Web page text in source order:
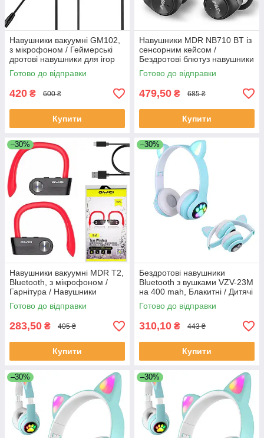
Навушники вакуумні GM102,
з мікрофоном / Геймерські
дротові навушники для ігор
Готово до відправки
420 ₴ 600 ₴
Купити
Навушники MDR NB710 BT із
сенсорним кейсом /
Бездротові блютуз навушники
/ Вакуумні навушники з
мікрофоном
Готово до відправки
479,50 ₴ 685 ₴
Купити
–30%
Навушники вакуумні MDR T2,
Bluetooth, з мікрофоном /
Гарнітура / Навушники
вкладиші
Готово до відправки
283,50 ₴ 405 ₴
Купити
–30%
Бездротові навушники
Bluetooth з вушками VZV-23M
на 400 mah, Блакитні / Дитячі
накладні навушники з
підсвічуванням
Готово до відправки
310,10 ₴ 443 ₴
Купити
–30% –30%